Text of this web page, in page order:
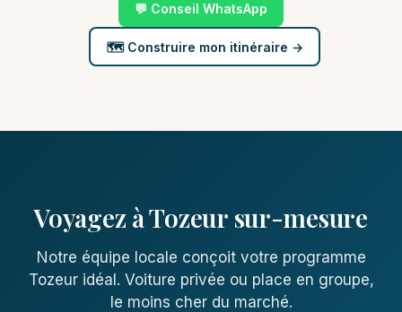
💬 Conseil WhatsApp
🗺️ Construire mon itinéraire →
Voyagez à Tozeur sur-mesure
Notre équipe locale conçoit votre programme
Tozeur idéal. Voiture privée ou place en groupe,
le moins cher du marché.